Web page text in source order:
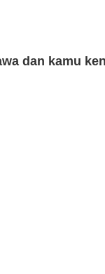
dan kamu